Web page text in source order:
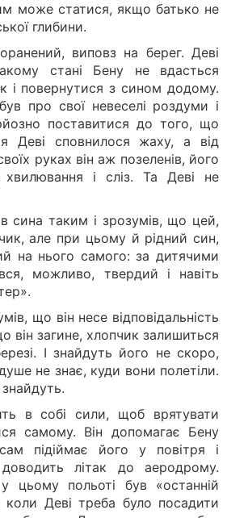
може статися, якщо батько не
глибини.
виповз на берег. Деві
стані Бену не вдасться
і повернутися з сином додому.
про свої невеселі роздуми і
поставитися до того, що
Деві сповнилося жаху, а від
руках він аж позеленів, його
хвилювання і сліз. Та Деві не
сина таким і зрозумів, що цей,
але при цьому й рідний син,
на нього самого: за дитячими
можливо, твердий і навіть
що він несе відповідальність
він загине, хлопчик залишиться
І знайдуть його не скоро,
не знає, куди вони полетіли.
в собі сили, щоб врятувати
самому. Він допомагає Бену
підіймає його у повітря і
літак до аеродрому.
польоті був «останній
Деві треба було посадити